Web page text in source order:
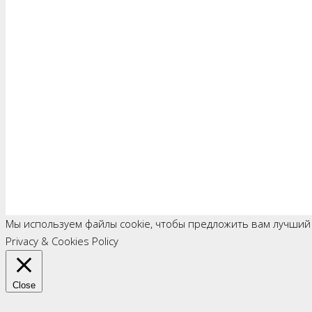
Мы используем файлы cookie, чтобы предложить вам
Privacy & Cookies Policy
Close